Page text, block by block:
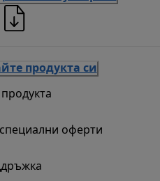
продукта си
оферти